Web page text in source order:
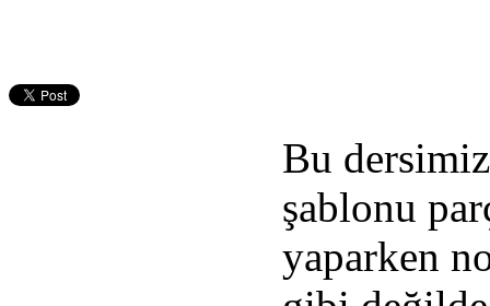
Bu
şablonu
yaparken